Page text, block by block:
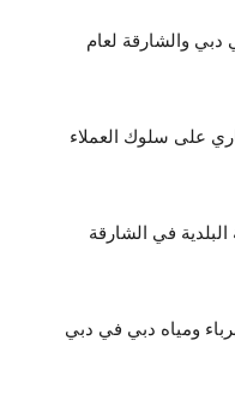
دبي والشارقة لعام
على سلوك العملاء
في الشارقة
ومياه دبي في دبي